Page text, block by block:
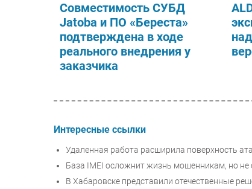
Совместимость СУБД
Jatoba и ПО «Береста»
подтверждена в ходе
реального внедрения у
заказчика
Интересные ссылки
Удаленная работа расширила поверхность
База IMEI осложнит жизнь мошенникам, но не
В Хабаровске представили отечественные